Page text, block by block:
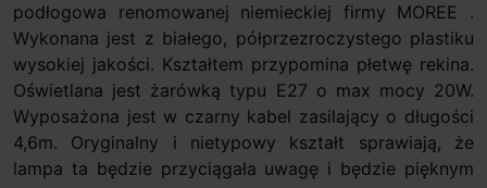
podłogowa renomowanej niemieckiej firmy MOREE .
Wykonana jest z białego, półprzezroczystego plastiku
wysokiej jakości. Kształtem przypomina płetwę rekina.
Oświetlana jest żarówką typu E27 o max mocy 20W.
Wyposażona jest w czarny kabel zasilający o długości
4,6m. Oryginalny i nietypowy kształt sprawiają, że
lampa ta będzie przyciągała uwagę i będzie pięknym